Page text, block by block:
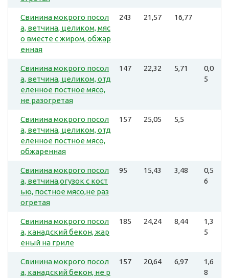
Свинина мокрого посол
а, ветчина, целиком, мяс
о вместе с жиром, обжар
енная
243 21,57 16,77
Свинина мокрого посол
а, ветчина, целиком, отд
еленное постное мясо,
не разогретая
147 22,32 5,71
0,0
5
Свинина мокрого посол
а, ветчина, целиком, отд
еленное постное мясо,
обжаренная
157 25,05 5,5
Свинина мокрого посол
а, ветчина,огузок с кост
ью, постное мясо,не раз
огретая
95 15,43 3,48
0,5
6
Свинина мокрого посол
а, канадский бекон, жар
еный на гриле
185 24,24 8,44
1,3
5
Свинина мокрого посол
а, канадский бекон, не р
157 20,64 6,97
1,6
8